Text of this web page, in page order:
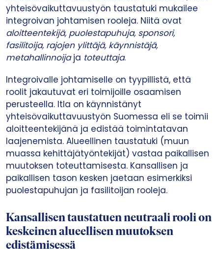
yhteisövaikuttavuustyön taustatuki mukailee
integroivan johtamisen rooleja. Niitä ovat
aloitteentekijä, puolestapuhuja, sponsori,
fasilitoija, rajojen ylittäjä, käynnistäjä,
metahallinnoijaja toteuttaja.
Integroivalle johtamiselle on tyypillistä, että
roolit jakautuvat eri toimijoille osaamisen
perusteella. Itla on käynnistänyt
yhteisövaikuttavuustyön Suomessa eli se toimii
aloitteentekijänä ja edistää toimintatavan
laajenemista. Alueellinen taustatuki (muun
muassa kehittäjätyöntekijät) vastaa paikallisen
muutoksen toteuttamisesta. Kansallisen ja
paikallisen tason kesken jaetaan esimerkiksi
puolestapuhujan ja fasilitoijan rooleja.
Kansallisen taustatuen neutraali rooli on
keskeinen alueellisen muutoksen
edistämisessä